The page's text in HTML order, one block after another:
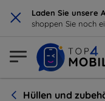
× Laden Sie unsere
shoppen Sie noch
Hüllen und